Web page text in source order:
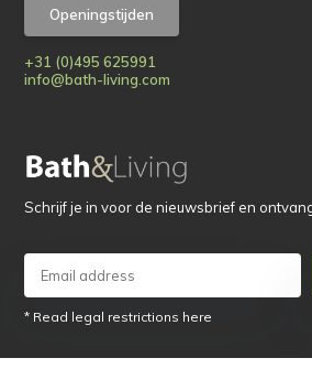
Openingstijden
+31 (0)495 625991
info@bath-living.com
Schrijf je in voor de nieuwsbrief en
* Read legal restrictions here